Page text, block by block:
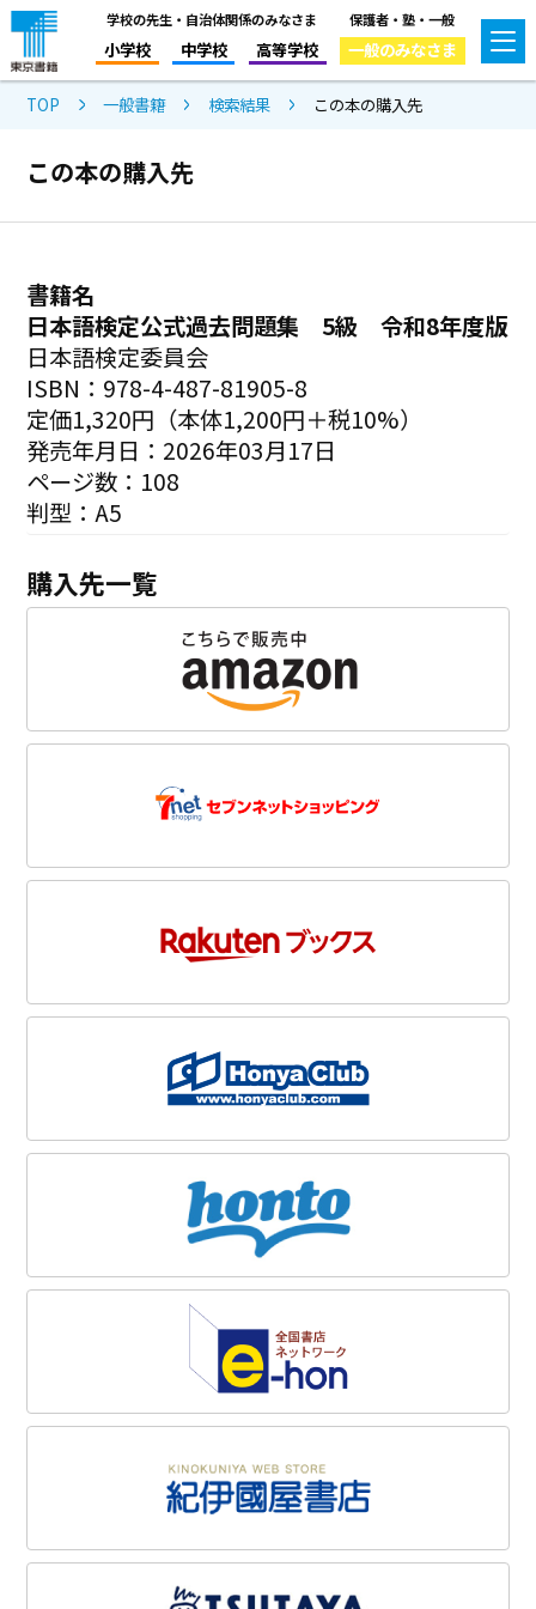
学校の先生・自治体関係のみなさま
小学校 中学校 高等学校
保護者・塾・一般
一般のみなさま
TOP 一般書籍 検索結果 この本の購入先
この本の購入先
書籍名
日本語検定公式過去問題集 5級 令和8年度版
日本語検定委員会
ISBN：978-4-487-81905-8
定価1,320円（本体1,200円＋税10%）
発売年月日：2026年03月17日
ページ数：108
判型：A5
購入先一覧